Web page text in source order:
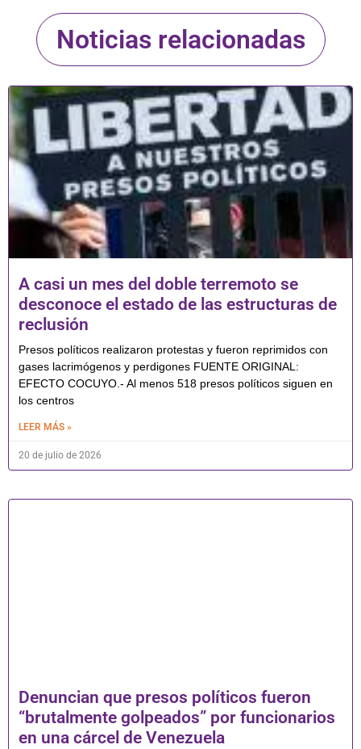
Noticias relacionadas
A casi un mes del doble terremoto se
desconoce el estado de las estructuras de
reclusión
Presos políticos realizaron protestas y fueron reprimidos con
gases lacrimógenos y perdigones FUENTE ORIGINAL:
EFECTO COCUYO.- Al menos 518 presos políticos siguen en
los centros
LEER MÁS »
20 de julio de 2026
Denuncian que presos políticos fueron
“brutalmente golpeados” por funcionarios
en una cárcel de Venezuela